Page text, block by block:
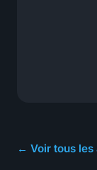
← Voir tous